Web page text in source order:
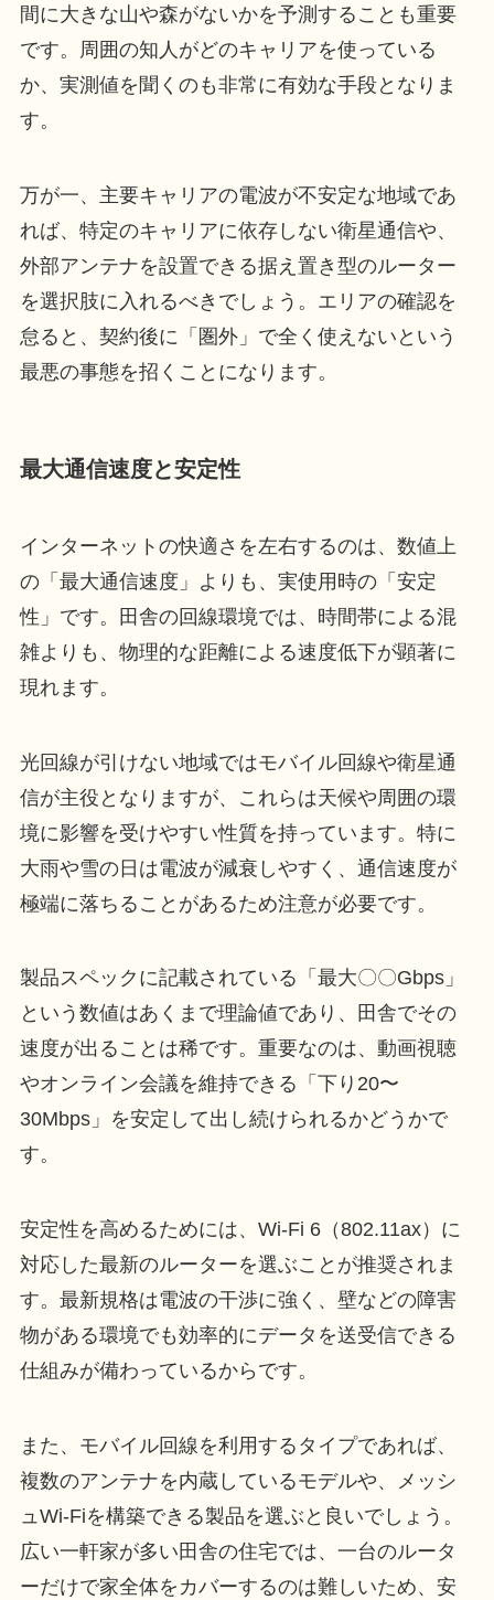
間に大きな山や森がないかを予測することも重要
です。周囲の知人がどのキャリアを使っている
か、実測値を聞くのも非常に有効な手段となりま
す。
万が一、主要キャリアの電波が不安定な地域であ
れば、特定のキャリアに依存しない衛星通信や、
外部アンテナを設置できる据え置き型のルーター
を選択肢に入れるべきでしょう。エリアの確認を
怠ると、契約後に「圏外」で全く使えないという
最悪の事態を招くことになります。
最大通信速度と安定性
インターネットの快適さを左右するのは、数値上
の「最大通信速度」よりも、実使用時の「安定
性」です。田舎の回線環境では、時間帯による混
雑よりも、物理的な距離による速度低下が顕著に
現れます。
光回線が引けない地域ではモバイル回線や衛星通
信が主役となりますが、これらは天候や周囲の環
境に影響を受けやすい性質を持っています。特に
大雨や雪の日は電波が減衰しやすく、通信速度が
極端に落ちることがあるため注意が必要です。
製品スペックに記載されている「最大〇〇Gbps」
という数値はあくまで理論値であり、田舎でその
速度が出ることは稀です。重要なのは、動画視聴
やオンライン会議を維持できる「下り20〜
30Mbps」を安定して出し続けられるかどうかで
す。
安定性を高めるためには、Wi-Fi 6（802.11ax）に
対応した最新のルーターを選ぶことが推奨されま
す。最新規格は電波の干渉に強く、壁などの障害
物がある環境でも効率的にデータを送受信できる
仕組みが備わっているからです。
また、モバイル回線を利用するタイプであれば、
複数のアンテナを内蔵しているモデルや、メッシ
ュWi-Fiを構築できる製品を選ぶと良いでしょう。
広い一軒家が多い田舎の住宅では、一台のルータ
ーだけで家全体をカバーするのは難しいため、安